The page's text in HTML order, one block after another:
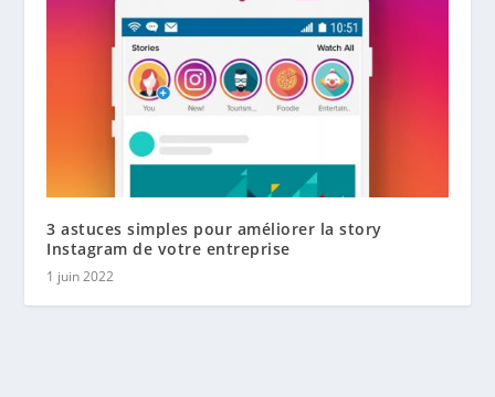
3 astuces simples pour améliorer la story
Instagram de votre entreprise
1 juin 2022